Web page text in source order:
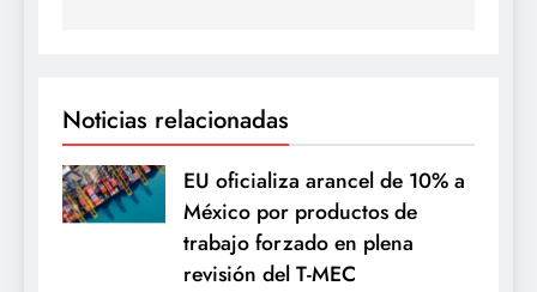
Noticias relacionadas
EU oficializa arancel de 10% a
México por productos de
trabajo forzado en plena
revisión del T-MEC